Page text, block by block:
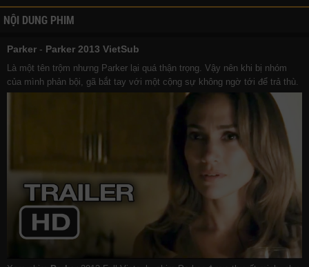
NỘI DUNG PHIM
Parker - Parker 2013 VietSub
Là một tên trộm nhưng Parker lại quá thận trọng. Vậy nên khi bị nhóm
của mình phản bội, gã bắt tay với một cộng sự không ngờ tới để trả thù.